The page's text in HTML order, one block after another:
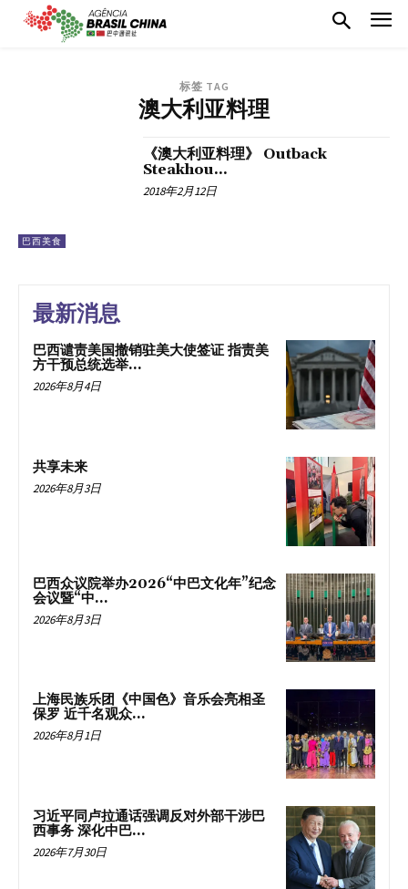
标签 TAG
澳大利亚料理
巴西美食
《澳大利亚料理》 Outback
Steakhou...
2018年2月12日
最新消息
巴西谴责美国撤销驻美大使签证 指责美
方干预总统选举...
2026年8月4日
共享未来
2026年8月3日
巴西众议院举办2026“中巴文化年”纪念
会议暨“中...
2026年8月3日
上海民族乐团《中国色》音乐会亮相圣
保罗 近千名观众...
2026年8月1日
习近平同卢拉通话强调反对外部干涉巴
西事务 深化中巴...
2026年7月30日